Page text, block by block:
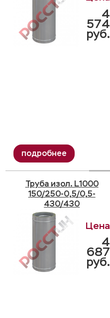
4
574
руб.
Труба изол. L1000
150/250-0,5/0,5-
430/430
4
687
руб.